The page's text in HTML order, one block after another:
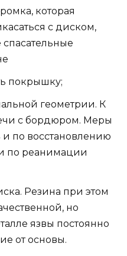
которая
с диском,
покрышку;
геометрии. К
с бордюром. Меры
по восстановлению
по реанимации
Резина при этом
но
язвы постоянно
от основы.